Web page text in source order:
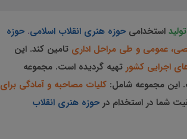
استخدامی حوزه هنری انقلاب اسلامی.حوزه
عمومی و طی مراحل اداری تامین کند. این
اجرایی کشور تهیه گردیده است. مجموعه
این مجموعه شامل: کلیات مصاحبه و آمادگی برای
شما در استخدام در حوزه هنری انقلاب